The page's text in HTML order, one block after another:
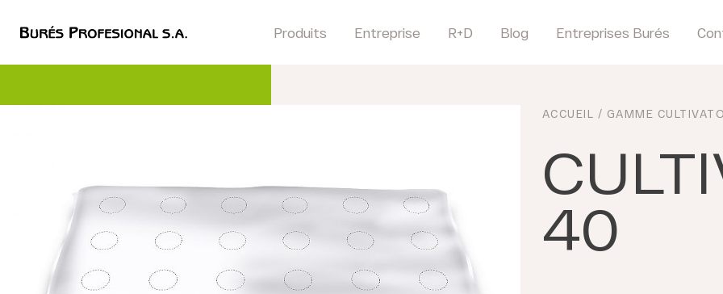
Produits Entreprise R+D Blog Entreprises Burés
ACCUEIL / GAMME
40